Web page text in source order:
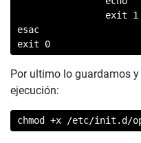
exit 1
esac
exit 0
Por ultimo lo guardamos
ejecución:
chmod +x /etc/init.d/